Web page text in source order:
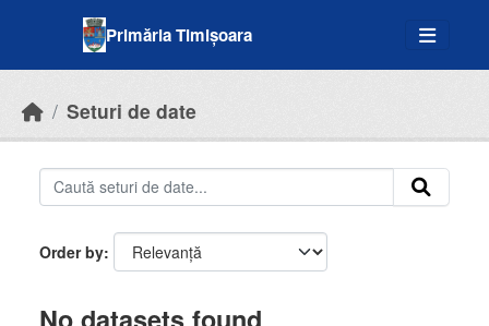
Primăria Timișoara
Seturi de date
Order by